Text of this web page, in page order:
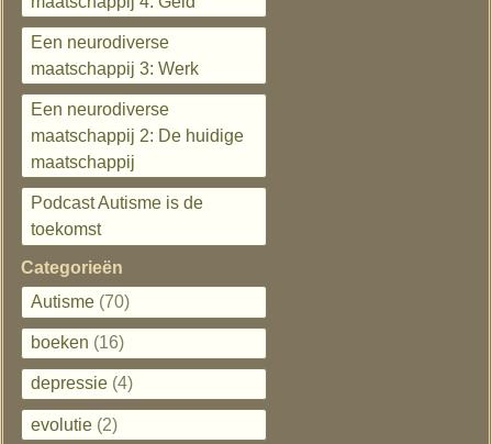
Een neurodiverse
maatschappij 3: Werk
Een neurodiverse
maatschappij 2: De huidige
maatschappij
Podcast Autisme is de
toekomst
Categorieën
Autisme (70)
boeken (16)
depressie (4)
evolutie (2)